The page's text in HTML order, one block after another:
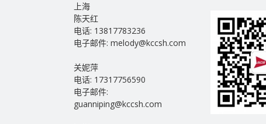
上海
陈天红
电话: 13817783236
电子邮件: melody@kccsh.com
关妮萍
电话: 17317756590
电子邮件:
guanniping@kccsh.com